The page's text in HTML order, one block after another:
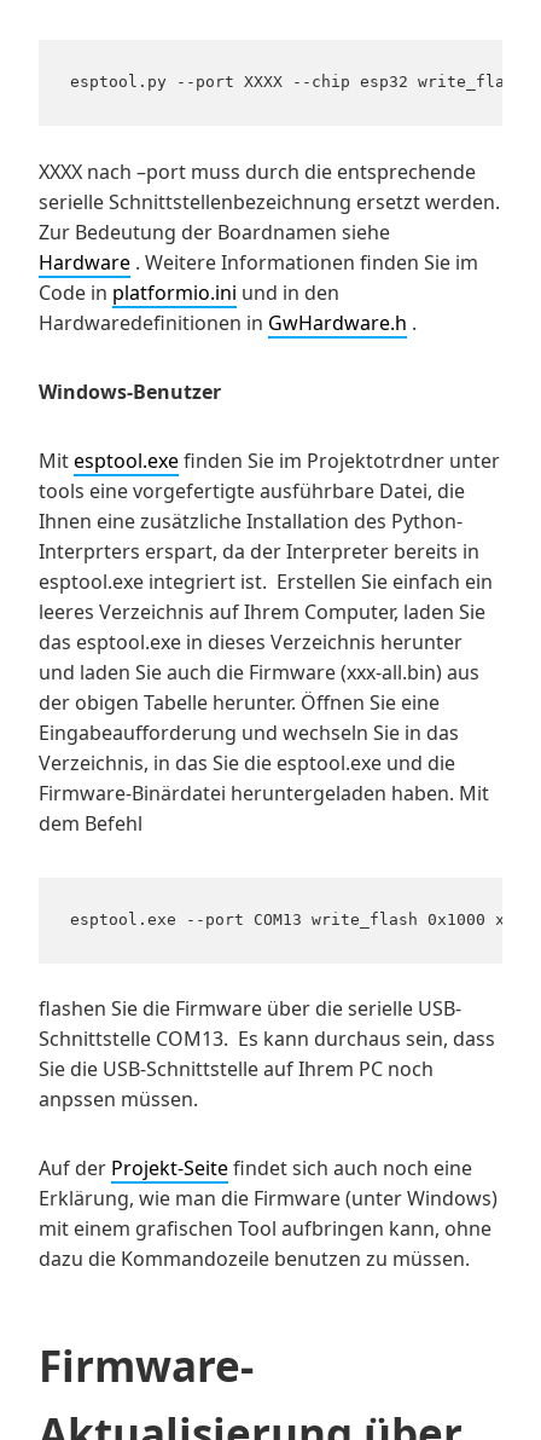
XXXX nach –port muss durch die entsprechende
serielle Schnittstellenbezeichnung ersetzt werden.
Zur Bedeutung der Boardnamen siehe
Hardware . Weitere Informationen finden Sie im
Code in platformio.ini und in den
Hardwaredefinitionen in GwHardware.h .
Windows-Benutzer
Mitesptool.exefinden Sie im Projektotrdner unter
tools eine vorgefertigte ausführbare Datei, die
Ihnen eine zusätzliche Installation des Python-
Interprters erspart, da der Interpreter bereits in
esptool.exe integriert ist. Erstellen Sie einfach ein
leeres Verzeichnis auf Ihrem Computer, laden Sie
das esptool.exe in dieses Verzeichnis herunter
und laden Sie auch die Firmware (xxx-all.bin) aus
der obigen Tabelle herunter. Öffnen Sie eine
Eingabeaufforderung und wechseln Sie in das
Verzeichnis, in das Sie die esptool.exe und die
Firmware-Binärdatei heruntergeladen haben. Mit
dem Befehl
flashen Sie die Firmware über die serielle USB-
Schnittstelle COM13. Es kann durchaus sein, dass
Sie die USB-Schnittstelle auf Ihrem PC noch
anpssen müssen.
Auf der Projekt-Seitefindet sich auch noch eine
Erklärung, wie man die Firmware (unter Windows)
mit einem grafischen Tool aufbringen kann, ohne
dazu die Kommandozeile benutzen zu müssen.
Firmware-